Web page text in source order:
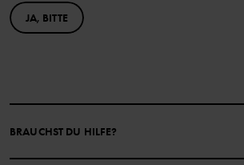
JA, BITTE
BRAUCHST DU HILFE?